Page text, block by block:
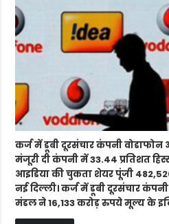
सरकार
को
33.44%
हिस्सेदारी
कर्ज में डूबी दूरसंचार कंपनी
मंजूरी दी कंपनी में 33.44 प्रतिशत
आइडिया की चुकता शेयर पूंजी
नई दिल्ली। कर्ज में डूबी दूरसंचार
मंडल ने 16,133 करोड़ रुपये मूल्य के